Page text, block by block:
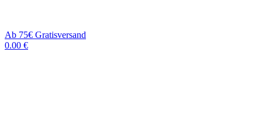
Ab 75€ Gratisversand
0.00 €